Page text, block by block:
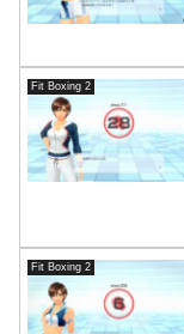
Fit Boxing 2
Fit Boxing 2